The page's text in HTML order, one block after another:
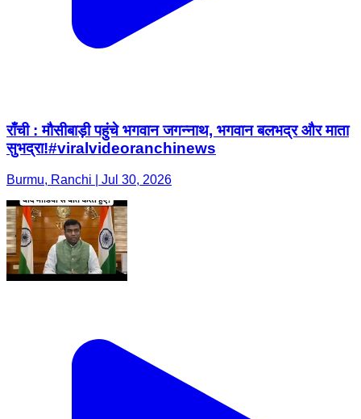
राँची : मौसीबाड़ी पहुंचे भगवान जगन्नाथ, भगवान बलभद्र और माता
सुभद्रा!#viralvideoranchinews
Burmu, Ranchi | Jul 30, 2026